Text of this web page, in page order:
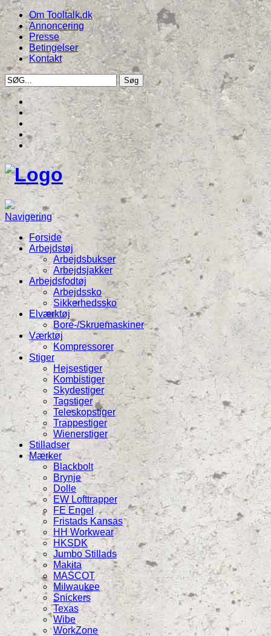
Om Tooltalk.dk
Annoncering
Presse
Betingelser
Kontakt
Navigering
Forside
Arbejdstøj
Arbejdsbukser
Arbejdsjakker
Arbejdsfodtøj
Arbejdssko
Sikkerhedssko
Elværktøj
Bore-/Skruemaskiner
Værktøj
Kompressorer
Stiger
Hejsestiger
Kombistiger
Skydestiger
Tagstiger
Teleskopstiger
Trappestiger
Wienerstiger
Stilladser
Mærker
Blackbolt
Brynje
Dolle
EW Lofttrapper
FE Engel
Fristads Kansas
HH Workwear
HKSDK
Jumbo Stillads
Makita
MASCOT
Milwaukee
Snickers
Texas
Wibe
WorkZone